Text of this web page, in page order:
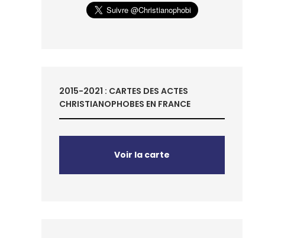
2015-2021 : CARTES DES ACTES
CHRISTIANOPHOBES EN FRANCE
Voir la carte